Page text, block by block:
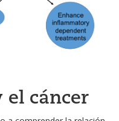
el cáncer